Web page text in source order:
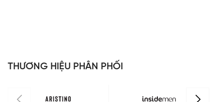
THƯƠNG HIỆU PHÂN PHỐI